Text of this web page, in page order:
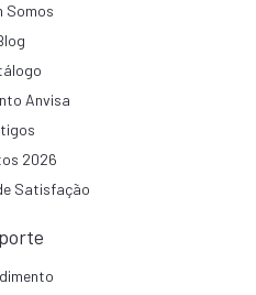
Somos
Anvisa
2026
Satisfação